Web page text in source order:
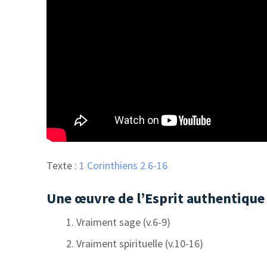
Texte : 1 Corinthiens 2.6-16
Une œuvre de l’Esprit
Vraiment sage (v.6-9)
Vraiment spirituelle (v.10-16)